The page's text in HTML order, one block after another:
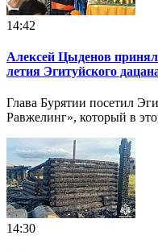
14:42
Алексей Цыденов принял
летия Эгитуйского
Глава Бурятии посетил
Равжелинг», который в
14:30